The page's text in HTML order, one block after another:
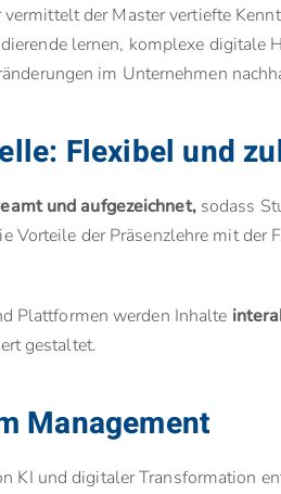
der Master vertiefte
lernen, komplexe digitale
im Unternehmen
Flexibel und
und aufgezeichnet,sodass
Vorteile der Präsenzlehre mit
Plattformen werden Inhalte
gestaltet.
Management
KI und digitaler Transformation